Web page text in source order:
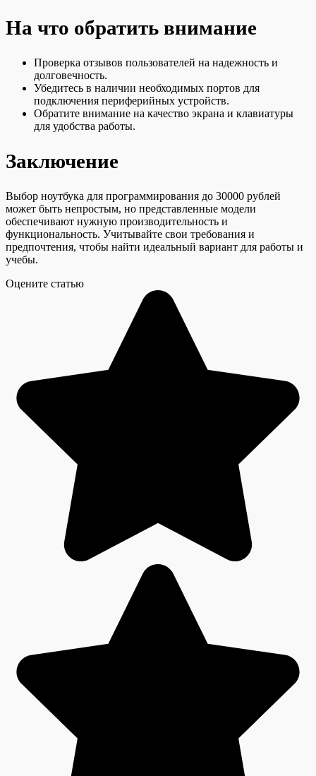
На что обратить внимание
Проверка отзывов пользователей на надежность и
долговечность.
Убедитесь в наличии необходимых портов для
подключения периферийных устройств.
Обратите внимание на качество экрана и клавиатуры
для удобства работы.
Заключение
Выбор ноутбука для программирования до 30000 рублей
может быть непростым, но представленные модели
обеспечивают нужную производительность и
функциональность. Учитывайте свои требования и
предпочтения, чтобы найти идеальный вариант для работы и
учебы.
Оцените статью